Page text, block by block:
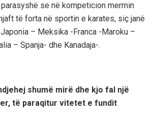
se në kompeticion merrnin
të forta në sportin e karates, siç janë
– Meksika -Franca -Maroku –
– Spanja- dhe Kanadaja-.
shumë mirë dhe kjo fal një
të paraqitur vitetet e fundit